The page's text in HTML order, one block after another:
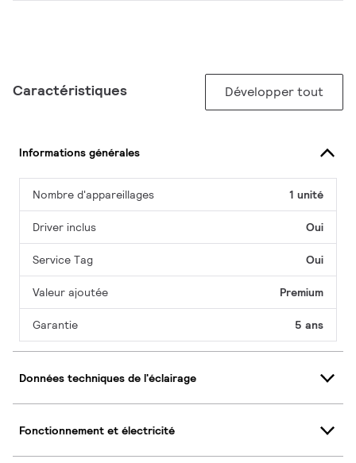
Caractéristiques Développer tout
Informations générales
Nombre d'appareillages 1 unité
Driver inclus Oui
Service Tag Oui
Valeur ajoutée Premium
Garantie 5 ans
Données techniques de l'éclairage
Fonctionnement et électricité